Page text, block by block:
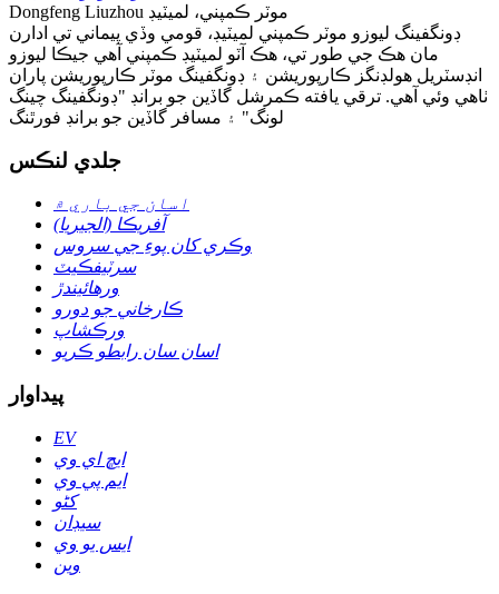
Dongfeng Liuzhou موٽر ڪمپني، لميٽيڊ
ڊونگفينگ ليوزو موٽر ڪمپني لميٽيڊ، قومي وڏي پيماني تي ادارن
مان هڪ جي طور تي، هڪ آٽو لميٽيڊ ڪمپني آهي جيڪا ليوزو
انڊسٽريل هولڊنگز ڪارپوريشن ۽ ڊونگفينگ موٽر ڪارپوريشن پاران
ٺاهي وئي آهي. ترقي يافته ڪمرشل گاڏين جو برانڊ "ڊونگفينگ چينگ
لونگ" ۽ مسافر گاڏين جو برانڊ فورٿنگ
جلدي لنڪس
اسان جي باري ۾
آفريڪا (الجيريا)
وڪري کان پوءِ جي سروس
سرٽيفڪيٽ
ورهائيندڙ
ڪارخاني جو دورو
ورڪشاپ
اسان سان رابطو ڪريو
پيداوار
EV
ايڇ اي وي
ايم پي وي
کڻو
سيڊان
ايس يو وي
وين